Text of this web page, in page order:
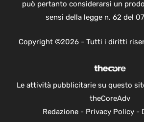
può pertanto considerarsi un
sensi della legge n. 62 del
Copyright ©2026 - Tutti i diritti
Le attività pubblicitarie su questo
theCoreAdv
Redazione- Privacy Policy-